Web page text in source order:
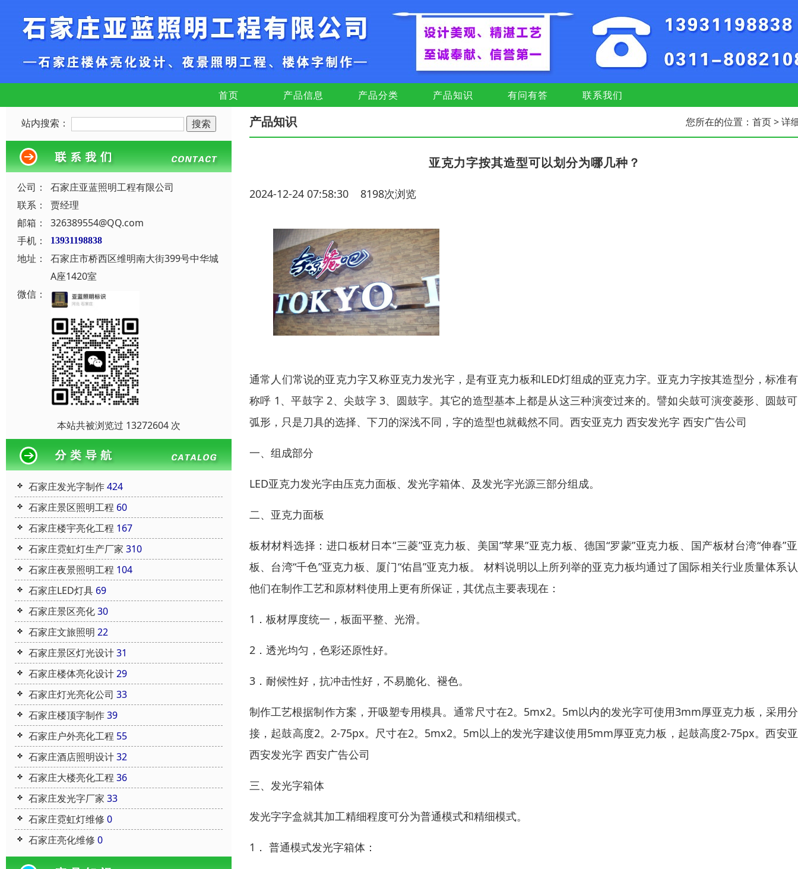
首页 产品信息 产品分类 产品知识 有问有答 联系我们
站内搜索：
公司：
石家庄亚蓝照明工程有限公司
联系：
贾经理
邮箱：
326389554@QQ.com
手机：
13931198838
地址：
石家庄市桥西区维明南大街399号中华城
A座1420室
微信：
本站共被浏览过 13272604 次
石家庄发光字制作424
石家庄景区照明工程 60
石家庄楼宇亮化工程 167
石家庄霓虹灯生产厂家 310
石家庄夜景照明工程 104
石家庄LED灯具 69
石家庄景区亮化30
石家庄文旅照明 22
石家庄景区灯光设计31
石家庄楼体亮化设计29
石家庄灯光亮化公司 33
石家庄楼顶字制作39
石家庄户外亮化工程 55
石家庄酒店照明设计32
石家庄大楼亮化工程 36
石家庄发光字厂家 33
石家庄霓虹灯维修 0
石家庄亮化维修 0
产品知识 您所在的位置： 首页> 详
亚克力字按其造型可以划分为哪几种？
2024-12-24 07:58:30 8198次浏览
通常人们常说的亚克力字又称亚克力发光字，是有亚克力板和LED灯组成的亚克力字。亚克力字按其造型分，标准
称呼 1、平鼓字 2、尖鼓字 3、圆鼓字。其它的造型基本上都是从这三种演变过来的。譬如尖鼓可演变菱形、圆鼓
弧形，只是刀具的选择、下刀的深浅不同，字的造型也就截然不同。西安亚克力 西安发光字 西安广告公司
一、组成部分
LED亚克力发光字由压克力面板、发光字箱体、及发光字光源三部分组成。
二、亚克力面板
板材材料选择：进口板材日本“三菱”亚克力板、美国“苹果”亚克力板、德国“罗蒙”亚克力板、国产板材台湾“伸春”
板、台湾“千色”亚克力板、厦门“佑昌”亚克力板。 材料说明以上所列举的亚克力板均通过了国际相关行业质量体系
他们在制作工艺和原材料使用上更有所保证，其优点主要表现在：
1．板材厚度统一，板面平整、光滑。
2．透光均匀，色彩还原性好。
3．耐候性好，抗冲击性好，不易脆化、褪色。
制作工艺根据制作方案，开吸塑专用模具。通常尺寸在2。5mx2。5m以内的发光字可使用3mm厚亚克力板，采用
接，起鼓高度2。2-75px。尺寸在2。5mx2。5m以上的发光字建议使用5mm厚亚克力板，起鼓高度2-75px。西安
西安发光字 西安广告公司
三、发光字箱体
发光字字盒就其加工精细程度可分为普通模式和精细模式。
1． 普通模式发光字箱体：